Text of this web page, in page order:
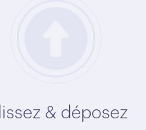
& déposez